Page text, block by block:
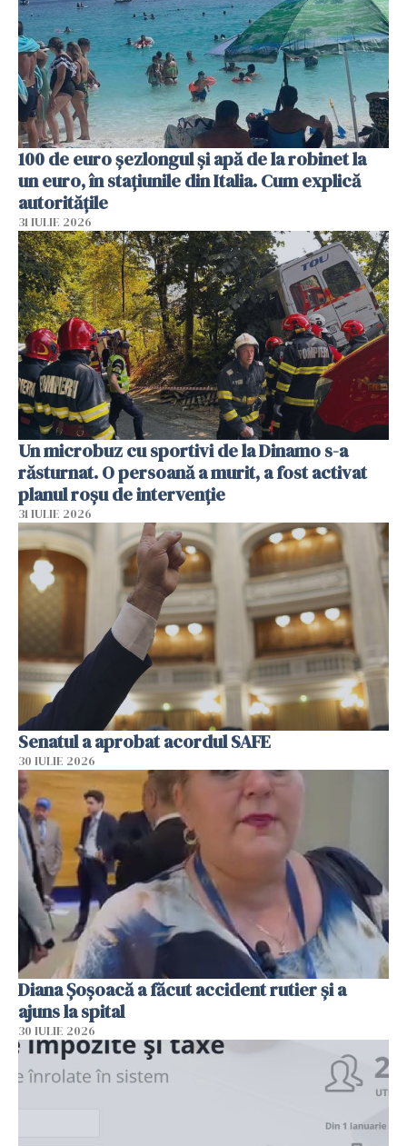
100 de euro șezlongul și apă de la robinet la
un euro, în stațiunile din Italia. Cum explică
autoritățile
31 IULIE 2026
Un microbuz cu sportivi de la Dinamo s-a
răsturnat. O persoană a murit, a fost activat
planul roșu de intervenție
31 IULIE 2026
Senatul a aprobat acordul SAFE
30 IULIE 2026
Diana Șoșoacă a făcut accident rutier și a
ajuns la spital
30 IULIE 2026